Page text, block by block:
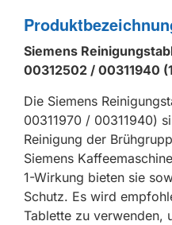
Siemens
00312502 / 00311940
Die Siemens
00311970 / 00311940)
Reinigung der
Siemens
1-Wirkung bieten sie
Schutz. Es wird
Tablette zu verwenden,